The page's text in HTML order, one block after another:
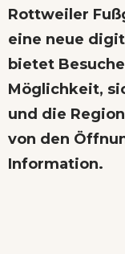
Rottweiler
eine neue
bietet
Möglichkeit,
und die
von den
Information.